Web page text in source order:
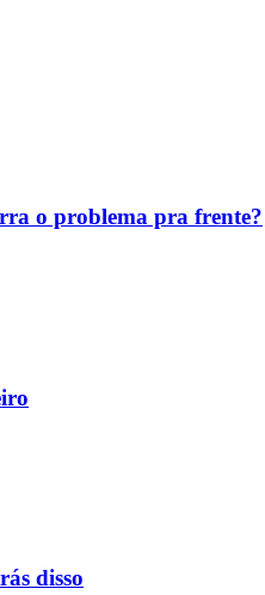
o problema pra frente?
disso